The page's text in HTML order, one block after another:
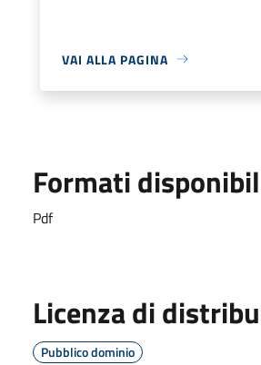
VAI ALLA PAGINA
Formati
Pdf
Licenza di
Pubblico dominio